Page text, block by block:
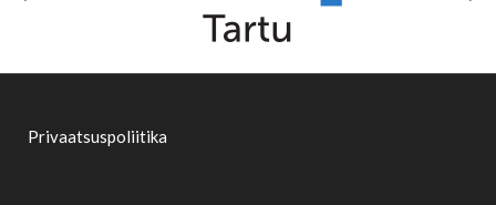
Privaatsuspoliitika